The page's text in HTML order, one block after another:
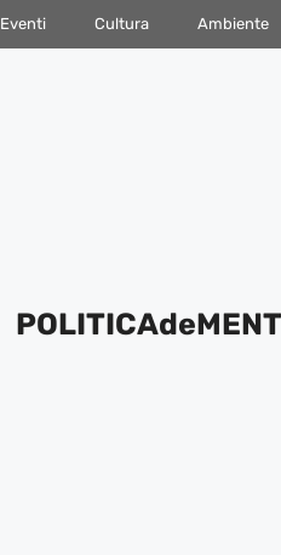
Eventi Cultura Ambiente